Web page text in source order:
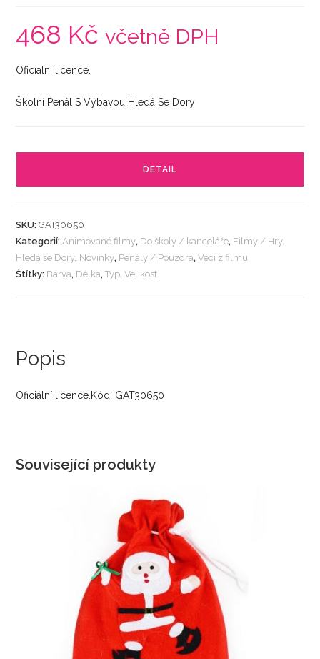
468 Kč včetně DPH
Oficiální licence.
Školní Penál S Výbavou Hledá Se Dory
DETAIL
SKU:GAT30650
Kategorií:Animované filmy, Do školy / kanceláře, Filmy / Hry,
Hledá se Dory, Novinky, Penály / Pouzdra,Veci z filmu
Štítky: Barva, Délka,Typ,Velikost
Popis
Oficiální licence.Kód: GAT30650
Související produkty